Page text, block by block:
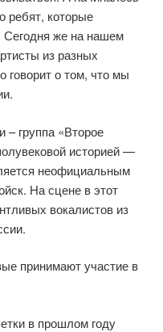
ребят, которые
Сегодня же на нашем
из разных
говорит о том, что мы
– группа «Второе
историей —
неофициальным
На сцене в этот
вокалистов из
принимают участие в
в прошлом году